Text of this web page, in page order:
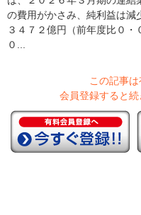
の費用がかさみ、純利益は
３４７２億円（前年度比０
０...
この記事は
会員登録すると続